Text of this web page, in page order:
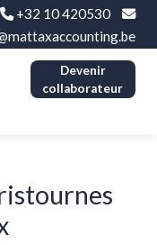
+32 10 420530
Devenir
collaborateur